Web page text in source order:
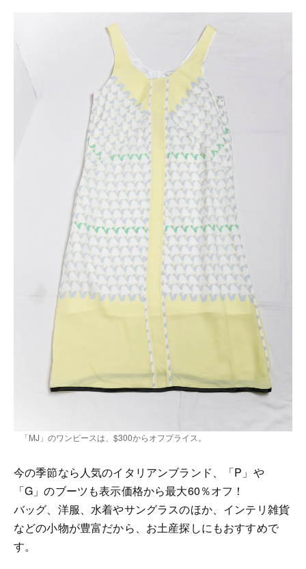
「MJ」のワンピースは、$300からオフプライス。
今の季節なら人気のイタリアンブランド、「P」や
「G」のブーツも表示価格から最大60％オフ！
バッグ、洋服、水着やサングラスのほか、インテリ雑貨
などの小物が豊富だから、お土産探しにもおすすめで
す。